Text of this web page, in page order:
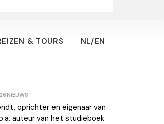
& TOURS NL/EN
NIEUWS
oprichter en eigenaar van
auteur van het studieboek